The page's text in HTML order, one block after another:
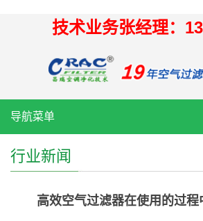
技术业务张经理：
导航菜单
行业新闻
高效空气过滤器在使用的过程